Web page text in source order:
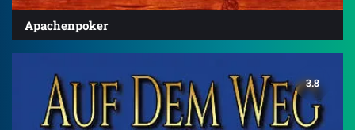
Apachenpoker
3.8